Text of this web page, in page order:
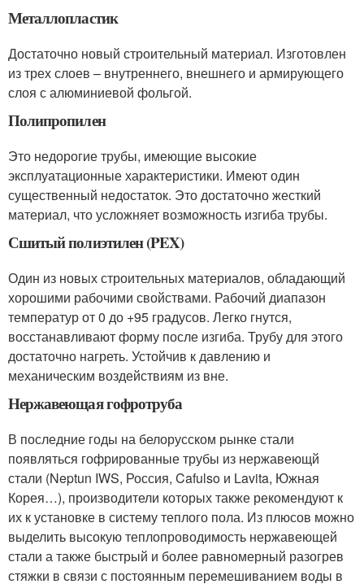
Металлопластик
Достаточно новый строительный материал. Изготовлен
из трех слоев – внутреннего, внешнего и армирующего
слоя с алюминиевой фольгой.
Полипропилен
Это недорогие трубы, имеющие высокие
эксплуатационные характеристики. Имеют один
существенный недостаток. Это достаточно жесткий
материал, что усложняет возможность изгиба трубы.
Сшитый полиэтилен (PEX)
Один из новых строительных материалов, обладающий
хорошими рабочими свойствами. Рабочий диапазон
температур от 0 до +95 градусов. Легко гнутся,
восстанавливают форму после изгиба. Трубу для этого
достаточно нагреть. Устойчив к давлению и
механическим воздействиям из вне.
Нержавеющая гофротруба
В последние годы на белорусском рынке стали
появляться гофрированные трубы из нержавеющй
стали (Neptun IWS, Россия, Cafulso и Lavita, Южная
Корея…), производители которых также рекомендуют к
их к установке в систему теплого пола. Из плюсов можно
выделить высокую теплопроводимость нержавеющей
стали а также быстрый и более равномерный разогрев
стяжки в связи с постоянным перемешиванием воды в